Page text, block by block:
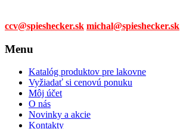
ccv@spieshecker.sk michal@spieshecker.sk
Menu
Katalóg produktov pre lakovne
Vyžiadať si cenovú ponuku
Môj účet
O nás
Novinky a akcie
Kontakty